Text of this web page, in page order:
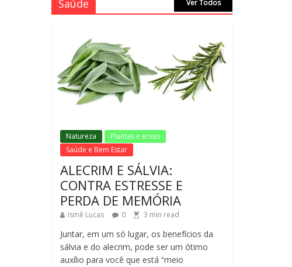
Saúde Ver Todos
Natureza
Plantas e ervas
Saúde e Bem Estar
ALECRIM E SÁLVIA:
CONTRA ESTRESSE E
PERDA DE MEMÓRIA
Ismê Lucas 0 3 min read
Juntar, em um só lugar, os benefícios da
sálvia e do alecrim, pode ser um ótimo
auxílio para você que está “meio